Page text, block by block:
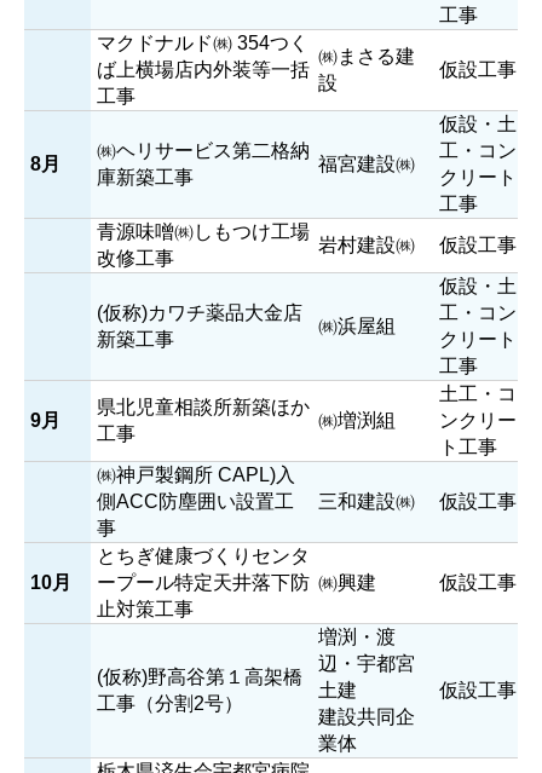
工事
マクドナルド㈱ 354つく
ば上横場店内外装等一括
工事
㈱まさる建
設
仮設工事
8月
㈱ヘリサービス第二格納
庫新築工事
福宮建設㈱
仮設・土
工・コン
クリート
工事
青源味噌㈱しもつけ工場
改修工事
岩村建設㈱ 仮設工事
(仮称)カワチ薬品大金店
新築工事
㈱浜屋組
仮設・土
工・コン
クリート
工事
9月
県北児童相談所新築ほか
工事
㈱増渕組
土工・コ
ンクリー
ト工事
㈱神戸製鋼所 CAPL)入
側ACC防塵囲い設置工
事
三和建設㈱ 仮設工事
10月
とちぎ健康づくりセンタ
ープール特定天井落下防
止対策工事
㈱興建 仮設工事
(仮称)野高谷第１高架橋
工事（分割2号）
増渕・渡
辺・宇都宮
土建
建設共同企
業体
仮設工事